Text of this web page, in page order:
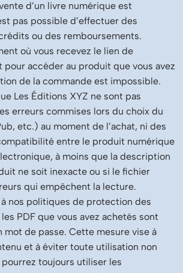
d’un livre numérique est
pas possible d’effectuer des
ou des remboursements.
où vous recevez le lien de
accéder au produit que vous avez
de la commande est impossible.
Les Éditions XYZ ne sont pas
erreurs commises lors du choix du
etc.) au moment de l’achat, ni des
entre le produit numérique
à moins que la description
ne soit inexacte ou si le fichier
qui empêchent la lecture.
nos politiques de protection des
PDF que vous avez achetés sont
mot de passe. Cette mesure vise à
et à éviter toute utilisation non
toujours utiliser les